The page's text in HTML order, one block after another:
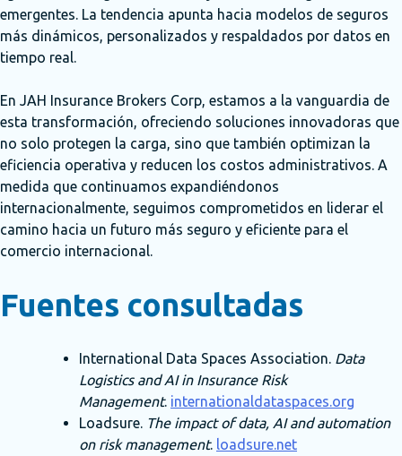
emergentes. La tendencia apunta hacia modelos de seguros
más dinámicos, personalizados y respaldados por datos en
tiempo real.
En JAH Insurance Brokers Corp, estamos a la vanguardia de
esta transformación, ofreciendo soluciones innovadoras que
no solo protegen la carga, sino que también optimizan la
eficiencia operativa y reducen los costos administrativos. A
medida que continuamos expandiéndonos
internacionalmente, seguimos comprometidos en liderar el
camino hacia un futuro más seguro y eficiente para el
comercio internacional.
Fuentes consultadas
International Data Spaces Association. Data
Logistics and AI in Insurance Risk
Management. internationaldataspaces.org
Loadsure. The impact of data, AI and automation
on risk management. loadsure.net